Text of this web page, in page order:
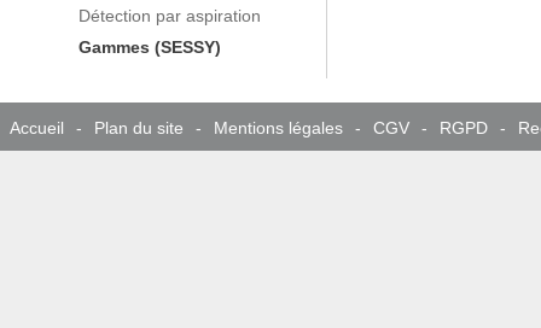
Détection par aspiration
Gammes (SESSY)
Accueil - Plan du site - Mentions légales - CGV - RGPD -